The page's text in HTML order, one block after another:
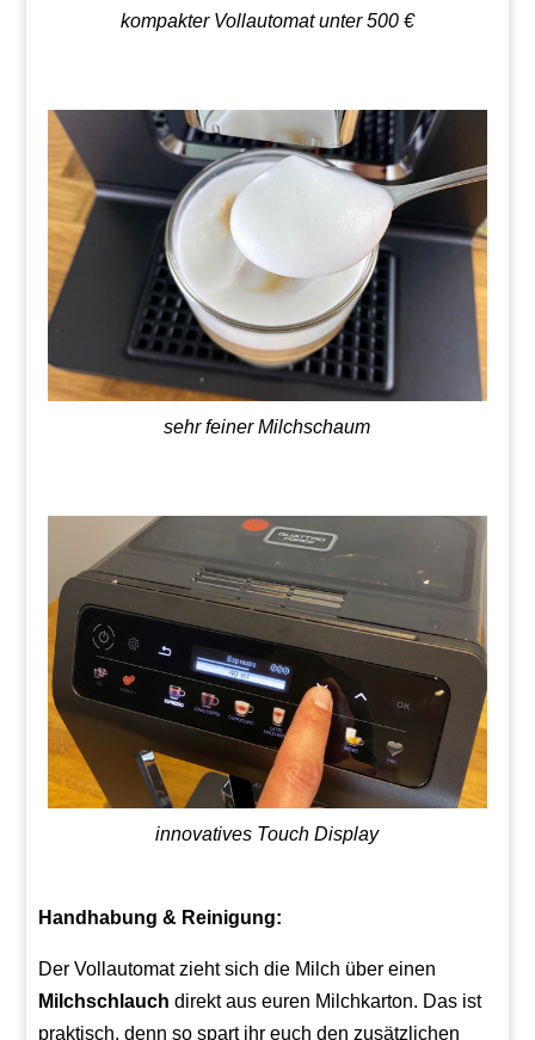
kompakter Vollautomat unter 500 €
sehr feiner Milchschaum
innovatives Touch Display
Handhabung & Reinigung:
Der Vollautomat zieht sich die Milch über einen
Milchschlauch direkt aus euren Milchkarton. Das ist
praktisch, denn so spart ihr euch den zusätzlichen